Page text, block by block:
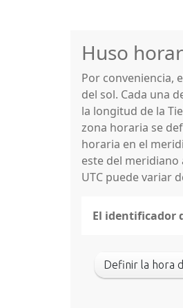
Huso
Por conveniencia,
del sol. Cada una
la longitud de la
zona horaria se
horaria en el
este del meridiano
UTC puede variar
El identificador
Definir la hora